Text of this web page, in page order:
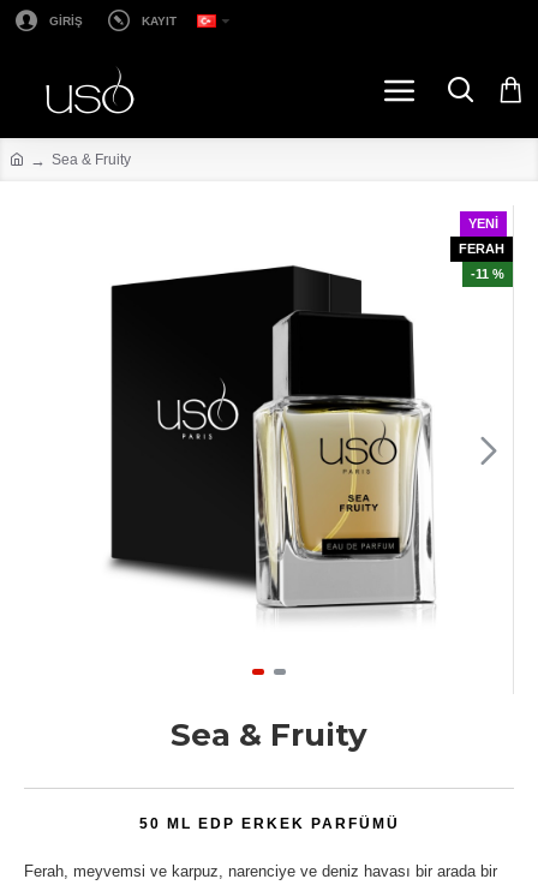
GİRİŞ KAYIT
Sea & Fruity
YENI
FERAH
-11 %
Sea & Fruity
50 ML EDP ERKEK PARFÜMÜ
Ferah, meyvemsi ve karpuz, narenciye ve deniz havası bir arada bir